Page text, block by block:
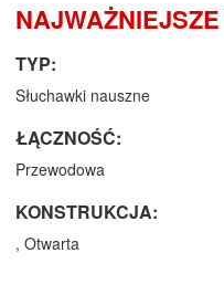
TYP:
Słuchawki nauszne
ŁĄCZNOŚĆ:
Przewodowa
KONSTRUKCJA:
, Otwarta